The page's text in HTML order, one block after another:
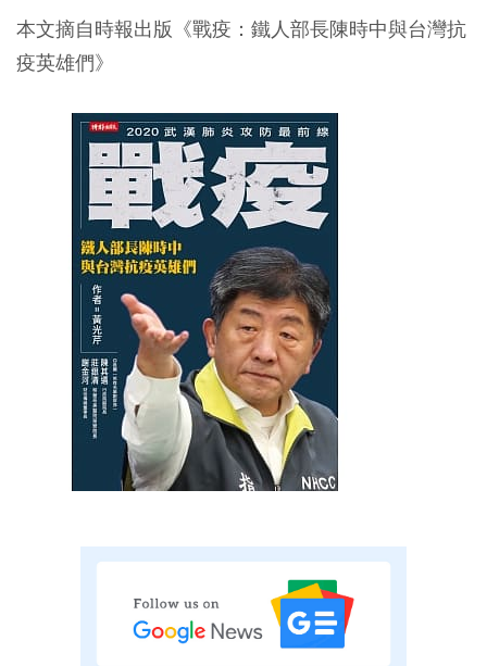
本文摘自時報出版《戰疫：鐵人部長陳時中與台灣抗
疫英雄們》